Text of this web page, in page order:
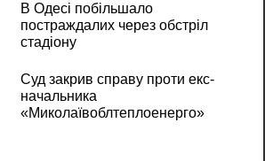
В Одесі побільшало
постраждалих через обстріл
стадіону
Суд закрив справу проти екс-
начальника
«Миколаївоблтеплоенерго»